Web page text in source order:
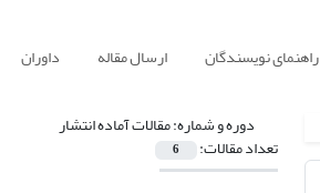
راهنمای نویسندگان ارسال مقاله داوران
دوره و شماره:مقالات آماده انتشار
تعداد مقالات: 6